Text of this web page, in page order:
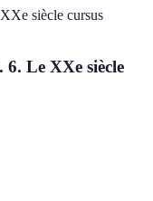
Le XXe siècle